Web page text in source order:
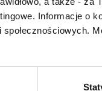
Informacje o
en